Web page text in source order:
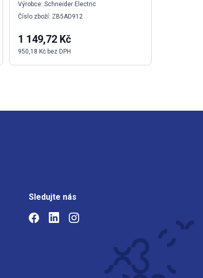
Výrobce: Schneider Electric
Číslo zboží: ZB5AD912
1 149,72 Kč
950,18 Kč bez DPH
Sledujte nás